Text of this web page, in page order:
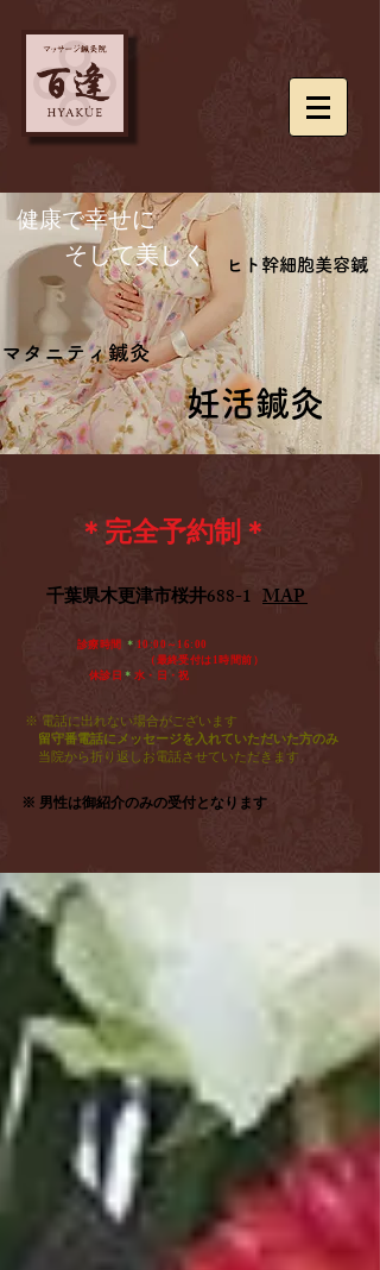
妊活鍼灸
妊活鍼灸
マタニティ鍼灸
マタニティ鍼灸
​健康で幸せに
​ そして美しく
ヒト幹細胞美容鍼
ヒト幹細胞美容鍼
＊完全予約制＊
​千葉県木更津市桜井688-1 MAP
診療時間 ＊ 10:00～16:00
​ （最終受付は1時間前）
休診日 ＊ 水・日・祝​
※ 電話に出れない場合がございます
留守番電話にメッセージを入れていただいた方のみ
当院から折り返しお電話させていただきます
※ 男性は御紹介のみの受付となります